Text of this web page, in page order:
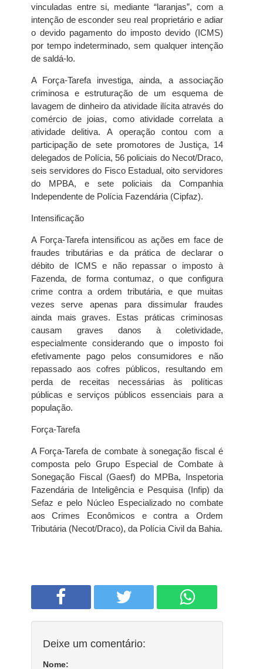
vinculadas entre si, mediante “laranjas”, com a
intenção de esconder seu real proprietário e adiar
o devido pagamento do imposto devido (ICMS)
por tempo indeterminado, sem qualquer intenção
de saldá-lo.
A Força-Tarefa investiga, ainda, a associação
criminosa e estruturação de um esquema de
lavagem de dinheiro da atividade ilícita através do
comércio de joias, como atividade correlata a
atividade delitiva. A operação contou com a
participação de sete promotores de Justiça, 14
delegados de Polícia, 56 policiais do Necot/Draco,
seis servidores do Fisco Estadual, oito servidores
do MPBA, e sete policiais da Companhia
Independente de Polícia Fazendária (Cipfaz).
Intensificação
A Força-Tarefa intensificou as ações em face de
fraudes tributárias e da prática de declarar o
débito de ICMS e não repassar o imposto à
Fazenda, de forma contumaz, o que configura
crime contra a ordem tributária, e que muitas
vezes serve apenas para dissimular fraudes
ainda mais graves. Estas práticas criminosas
causam graves danos à coletividade,
especialmente considerando que o imposto foi
efetivamente pago pelos consumidores e não
repassado aos cofres públicos, resultando em
perda de receitas necessárias às políticas
públicas e serviços públicos essenciais para a
população.
Força-Tarefa
A Força-Tarefa de combate à sonegação fiscal é
composta pelo Grupo Especial de Combate à
Sonegação Fiscal (Gaesf) do MPBa, Inspetoria
Fazendária de Inteligência e Pesquisa (Infip) da
Sefaz e pelo Núcleo Especializado no combate
aos Crimes Econômicos e contra a Ordem
Tributária (Necot/Draco), da Polícia Civil da Bahia.
Deixe um comentário:
Nome: